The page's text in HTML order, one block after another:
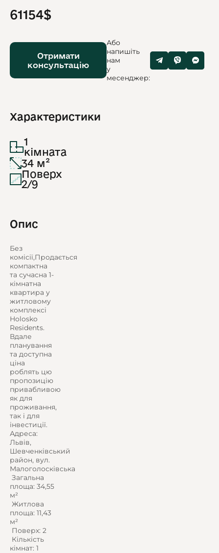
61154$
Отримати
консультацію
Або
напишіть
нам
у
месенджер:
Характеристики
1
кімната
34 м²
Поверх
2/9
Опис
Без
комісії,Продається
компактна
та сучасна 1-
кімнатна
квартира у
житловому
комплексі
Holosko
Residents.
Вдале
планування
та доступна
ціна
роблять цю
пропозицію
привабливою
як для
проживання,
так і для
інвестиції.
Адреса:
Львів,
Шевченківський
район, вул.
Малоголосківська
️ Загальна
площа: 34,55
м²
️ Житлова
площа: 11,43
м²
️ Поверх: 2
️ Кількість
кімнат: 1